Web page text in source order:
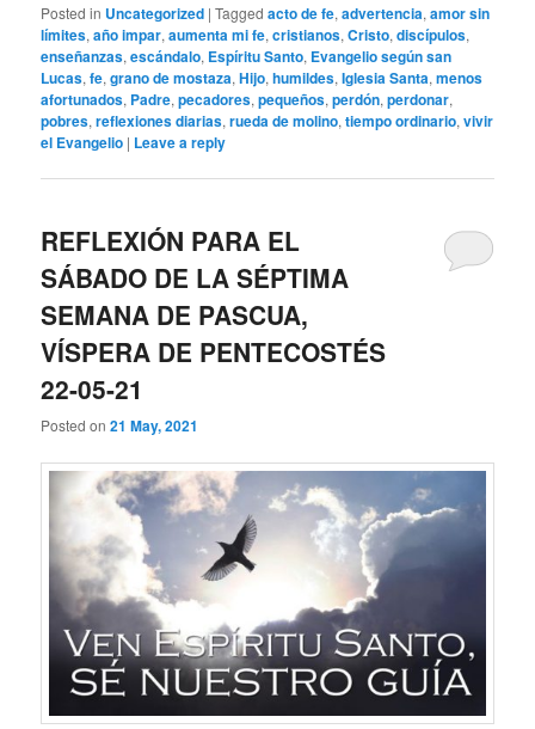
Posted in Uncategorized |Tagged acto de fe,advertencia,amor sin
límites,año impar,aumenta mi fe,cristianos,Cristo,discípulos,
enseñanzas,escándalo, Espíritu Santo, Evangelio según san
Lucas,fe,grano de mostaza,Hijo,humildes,Iglesia Santa,menos
afortunados, Padre,pecadores,pequeños,perdón,perdonar,
pobres,reflexiones diarias,rueda de molino,tiempo ordinario,vivir
el Evangelio | Leave a reply
REFLEXIÓN PARA EL
SÁBADO DE LA SÉPTIMA
SEMANA DE PASCUA,
VÍSPERA DE PENTECOSTÉS
22-05-21
Posted on21 May, 2021